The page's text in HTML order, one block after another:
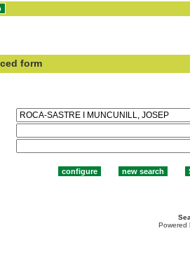
form
Powered